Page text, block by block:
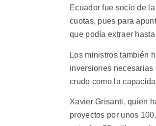
Ecuador fue socio de
cuotas, pues para
que podía extraer
Los ministros también
inversiones
crudo como la
Xavier Grisanti, quien
proyectos por unos